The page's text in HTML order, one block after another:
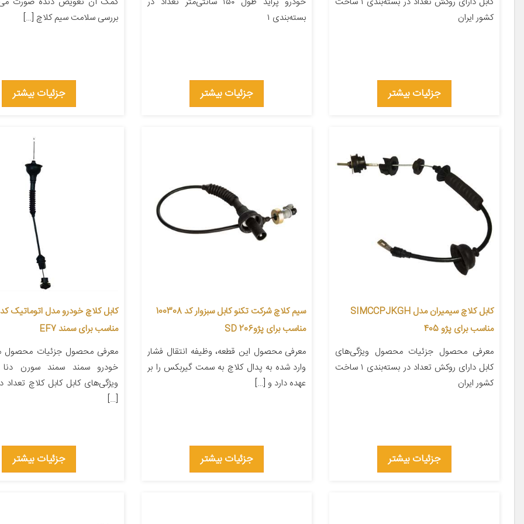
کشور ایران
جزئیات بیشتر
بسته‌بندی ۱
جزئیات بیشتر
بررسی سلامت سیم کلاچ […]
جزئیات بیشتر
کابل کلاچ سیمیران مدل SIMCCPJKGH
مناسب برای پژو 405
معرفی محصول جزئیات محصول ویژگی‌های
کابل دارای روکش تعداد در بسته‌بندی ۱ ساخت
کشور ایران
جزئیات بیشتر
سیم کلاچ شرکت تکنو کابل سبزوار کد 100308
مناسب برای پژو206 SD
معرفی محصول این قطعه، وظیفه انتقال فشار
وارد شده به پدال کلاچ به سمت گیربکس را بر
عهده دارد و […]
جزئیات بیشتر
مناسب برای سمند EF7
معرفی محصول جزئیات محصول
خودرو سمند سمند سورن
ویژگی‌های کابل کابل کلاچ تعداد
[…]
جزئیات بیشتر